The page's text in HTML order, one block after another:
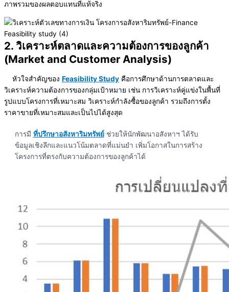
ภาพรวมของผลตอบแทนที่แท้จริง
2. วิเคราะห์ตลาดและความต้องการของลูกค้า
(Market and Customer Analysis)
หัวใจสำคัญของ Feasibility Study คือการศึกษาด้านการตลาดและ
วิเคราะห์ความต้องการของกลุ่มเป้าหมาย เช่น การวิเคราะห์คู่แข่งในพื้นที่
รูปแบบโครงการที่เหมาะสม วิเคราะห์กำลังซื้อของลูกค้า รวมถึงการตั้ง
ราคาขายที่เหมาะสมและเป็นไปได้สูงสุด
การมี ที่ปรึกษาอสังหาริมทรัพย์ช่วยให้นักพัฒนาอสังหาฯ ได้รับ
ข้อมูลเชิงลึกและแนวโน้มตลาดที่แม่นยำ เพิ่มโอกาสในการสร้าง
โครงการที่ตรงกับความต้องการของลูกค้าได้